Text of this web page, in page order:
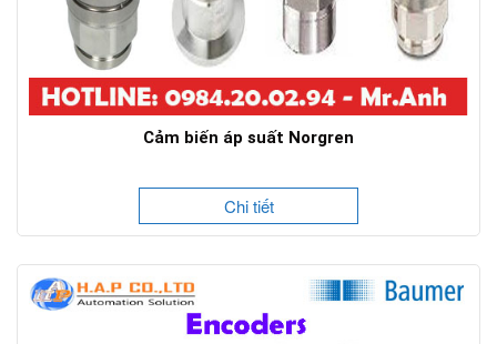
Cảm biến áp suất Norgren
Chi tiết